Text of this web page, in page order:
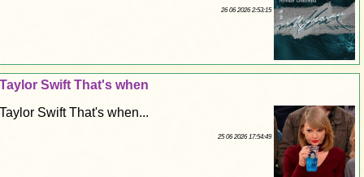
26 06 2026 2:53:15
Taylor Swift That's when
Taylor Swift That's when...
25 06 2026 17:54:49